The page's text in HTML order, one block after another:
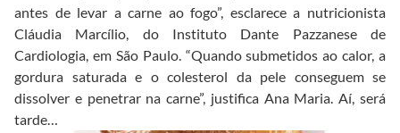
antes de levar a carne ao fogo”, esclarece a nutricionista
Cláudia Marcílio, do Instituto Dante Pazzanese de
Cardiologia, em São Paulo. “Quando submetidos ao calor, a
gordura saturada e o colesterol da pele conseguem se
dissolver e penetrar na carne”, justifica Ana Maria. Aí, será
tarde…